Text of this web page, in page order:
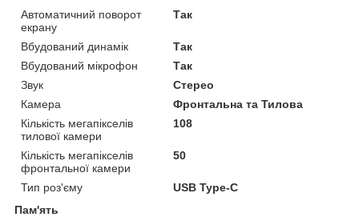
Автоматичний поворот
екрану
Так
Вбудований динамік
Так
Вбудований мікрофон
Так
Звук
Стерео
Камера
Фронтальна та Тилова
Кількість мегапікселів
тилової камери
108
Кількість мегапікселів
фронтальної камери
50
Тип роз'єму
USB Type-C
Пам'ять